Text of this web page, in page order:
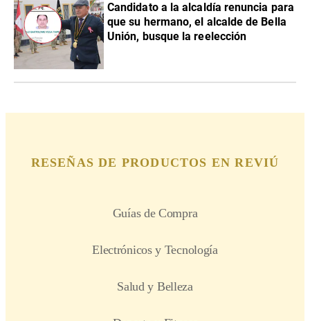
Candidato a la alcaldía renuncia para
que su hermano, el alcalde de Bella
Unión, busque la reelección